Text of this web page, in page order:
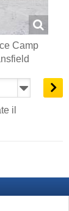
Camp
il